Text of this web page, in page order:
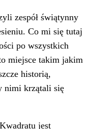
zespół świątynny
Co mi się tutaj
po wszystkich
miejsce takim jakim
historią,
nimi krzątali się
jest